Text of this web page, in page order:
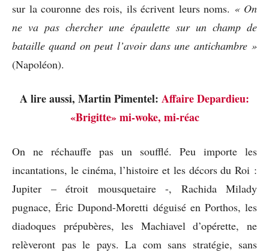
sur la couronne des rois, ils écrivent leurs noms. « On
ne va pas chercher une épaulette sur un champ de
bataille quand on peut l’avoir dans une antichambre »
(Napoléon).
A lire aussi, Martin Pimentel: Affaire Depardieu:
«Brigitte» mi-woke, mi-réac
On ne réchauffe pas un soufflé. Peu importe les
incantations, le cinéma, l’histoire et les décors du Roi :
Jupiter – étroit mousquetaire -, Rachida Milady
pugnace, Éric Dupond-Moretti déguisé en Porthos, les
diadoques prépubères, les Machiavel d’opérette, ne
relèveront pas le pays. La com sans stratégie, sans